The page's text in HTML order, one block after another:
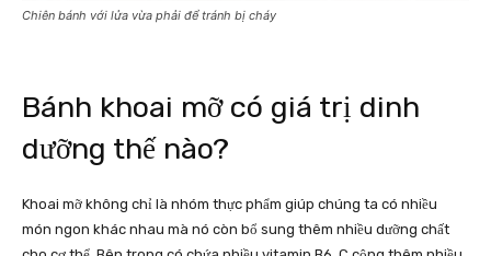
Chiên bánh với lửa vừa phải để tránh bị cháy
Bánh khoai mỡ có giá trị dinh
dưỡng thế nào?
Khoai mỡ không chỉ là nhóm thực phẩm giúp chúng ta có nhiều
món ngon khác nhau mà nó còn bổ sung thêm nhiều dưỡng chất